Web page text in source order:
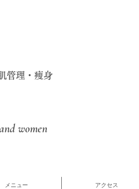
管理・痩身
women
メニュー アクセス